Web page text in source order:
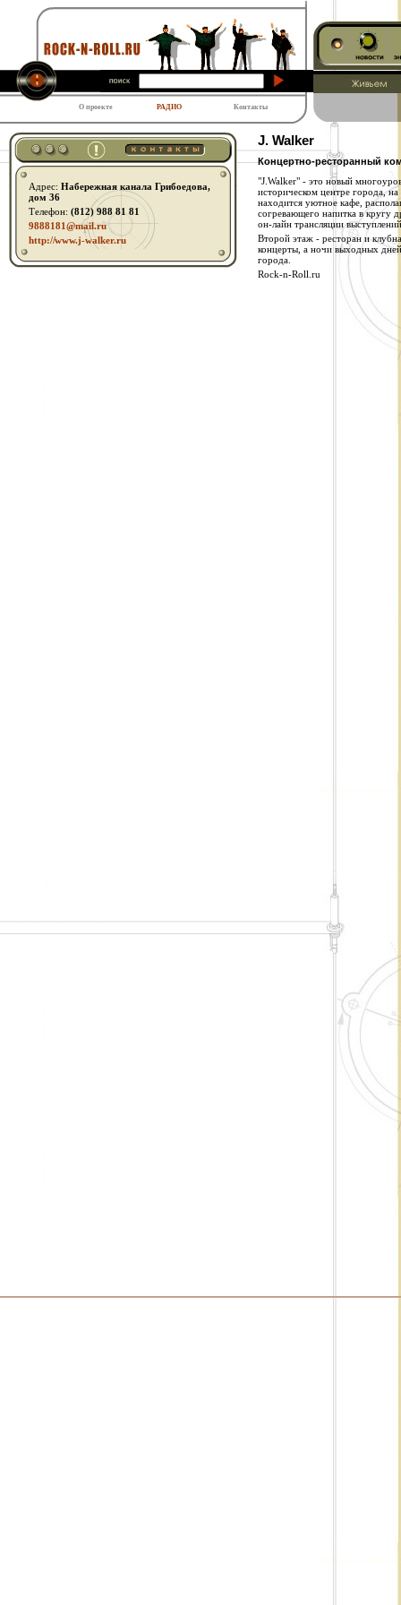
О проекте РАДИО Контакты
Адрес: Набережная канала Грибоедова,
дом 36
Телефон: (812) 988 81 81
9888181@mail.ru
http:// www.j-walker.ru
J. Walker
Концертно-ресторанный
"J.Walker" - это новый
историческом центре города,
находится уютное кафе,
согревающего напитка в кругу
он-лайн трансляции
Второй этаж - ресторан и
концерты, а ночи выходных
города.
Rock-n-Roll.ru